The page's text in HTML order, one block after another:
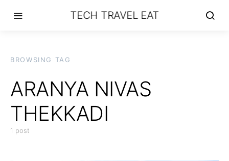
TECH TRAVEL EAT
BROWSING TAG
ARANYA NIVAS
THEKKADI
1 post